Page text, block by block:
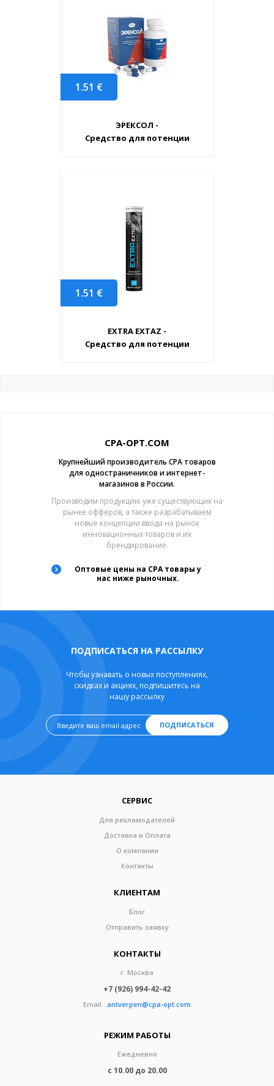
1.51 €
ЭРЕКСОЛ -
Средство для потенции
1.51 €
EXTRA EXTAZ -
Средство для потенции
CPA-OPT.COM
Крупнейший производитель CPA товаров
для одностраничников и интернет-
магазинов в России.
Производим продукцию уже существующих на
рынке офферов, а также разрабатываем
новые концепции ввода на рынок
инновационных товаров и их
брендирование.
Оптовые цены на CPA товары у
нас ниже рыночных.
ПОДПИСАТЬСЯ НА РАССЫЛКУ
Чтобы узнавать о новых поступлениях,
скидках и акциях, подпишитесь на
нашу рассылку
ПОДПИСАТЬСЯ
СЕРВИС
Для рекламодателей
Доставка и Оплата
О компании
Контакты
КЛИЕНТАМ
Блог
Отправить заявку
КОНТАКТЫ
г. Москва
+7 (926) 994-42-42
Email : antverpen@cpa-opt.com
РЕЖИМ РАБОТЫ
Ежедневно
с 10.00 до 20.00